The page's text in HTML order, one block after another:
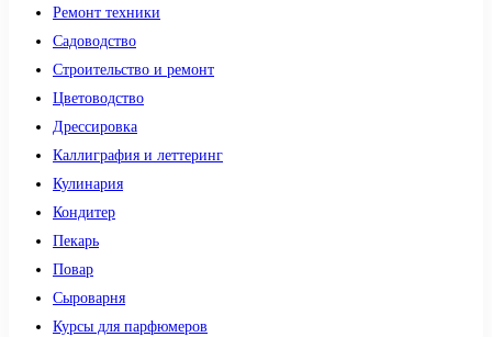
Ремонт техники
Садоводство
Строительство и ремонт
Цветоводство
Дрессировка
Каллиграфия и леттеринг
Кулинария
Кондитер
Пекарь
Повар
Сыроварня
Курсы для парфюмеров